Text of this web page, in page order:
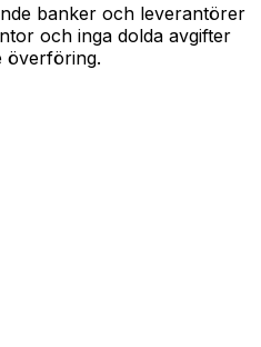
banker och leverantörer
och inga dolda avgifter
överföring.